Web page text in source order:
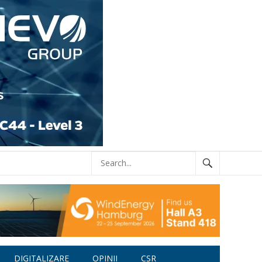
DIGITALIZARE OPINII CSR